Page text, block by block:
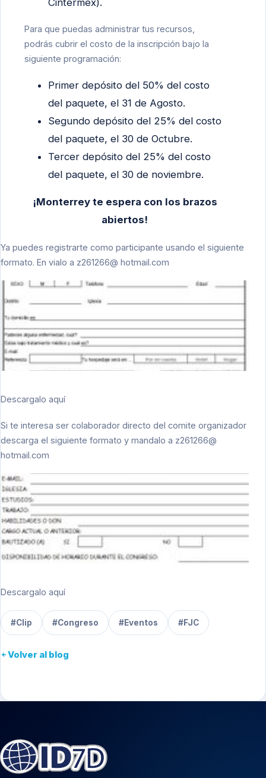
Cintermex).
Para que puedas administrar tus recursos,
podrás cubrir el costo de la inscripción bajo la
siguiente programación:
Primer depósito del 50% del costo
del paquete, el 31 de Agosto.
Segundo depósito del 25% del costo
del paquete, el 30 de Octubre.
Tercer depósito del 25% del costo
del paquete, el 30 de noviembre.
¡Monterrey te espera con los brazos
abiertos!
Ya puedes registrarte como participante usando el siguiente
formato. En vialo a z261266@ hotmail.com
Descargalo aquí
Si te interesa ser colaborador directo del comite organizador
descarga el siguiente formato y mandalo a z261266@
hotmail.com
Descargalo aquí
#Clip #Congreso #Eventos #FJC
Volver al blog